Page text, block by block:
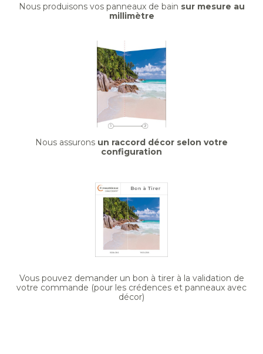
Nous produisons vos panneaux de bain sur mesure au
millimètre
Nous assurons un raccord décor selon votre
configuration
Vous pouvez demander un bon à tirer à la validation de
votre commande (pour les crédences et panneaux avec
décor)